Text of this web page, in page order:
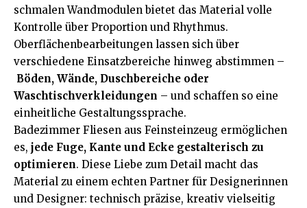
schmalen Wandmodulen bietet das Material volle
Kontrolle über Proportion und Rhythmus.
Oberflächenbearbeitungen lassen sich über
verschiedene Einsatzbereiche hinweg abstimmen –
Böden, Wände, Duschbereiche oder
Waschtischverkleidungen – und schaffen so eine
einheitliche Gestaltungssprache.
Badezimmer Fliesen aus Feinsteinzeug ermöglichen
es, jede Fuge, Kante und Ecke gestalterisch zu
optimieren. Diese Liebe zum Detail macht das
Material zu einem echten Partner für Designerinnen
und Designer: technisch präzise, kreativ vielseitig